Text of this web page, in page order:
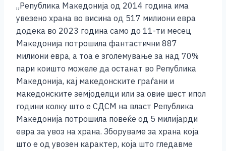
„Република Македонија од 2014 година има
увезено храна во висина од 517 милиони евра
додека во 2023 година само до 11-ти месец
Македонија потрошила фантастични 887
милиони евра, а тоа е зголемување за над 70%
пари коишто можеле да останат во Република
Македонија, кај македонските граѓани и
македонските земјоделци или за овие шест ипол
години колку што е СДСМ на власт Република
Македонија потрошила повеќе од 5 милијарди
евра за увоз на храна. Зборуваме за храна која
што е од увозен карактер, која што гледавме